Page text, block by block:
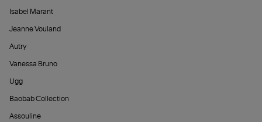
Isabel Marant
Jeanne Vouland
Autry
Vanessa Bruno
Ugg
Baobab Collection
Assouline